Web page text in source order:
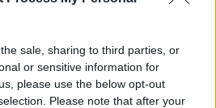
sale, sharing to third parties, or
or sensitive information for
please use the below opt-out
Please note that after your